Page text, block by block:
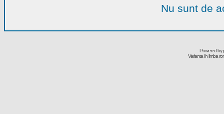
Nu sunt de
Powered by
Varianta în limba